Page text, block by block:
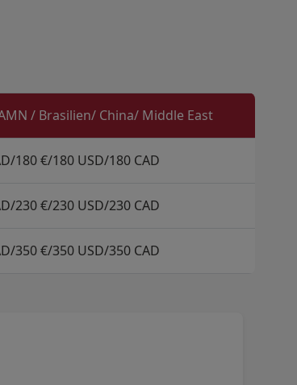
/ Brasilien/ China/ Middle East
180 €/180 USD/180 CAD
230 €/230 USD/230 CAD
350 €/350 USD/350 CAD